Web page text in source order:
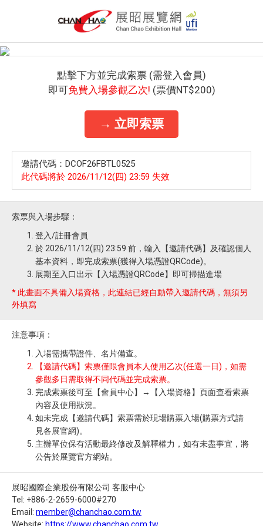
點擊下方並完成索票 (需登入會員)
即可免費入場參觀乙次! (票價NT$200)
→ 立即索票
邀請代碼：DCOF26FBTL0525
此代碼將於 2026/11/12(四) 23:59 失效
索票與入場步驟：
登入/註冊會員
於 2026/11/12(四) 23:59 前，輸入【邀請代碼】及確認個人
基本資料，即完成索票(獲得入場憑證QRCode)。
展期至入口出示【入場憑證QRCode】即可掃描進場
* 此畫面不具備入場資格，此連結已經自動帶入邀請代碼，無須另
外填寫
注意事項：
入場需攜帶證件、名片備查。
【邀請代碼】索票僅限會員本人使用乙次(任選一日)，如需
參觀多日需取得不同代碼並完成索票。
完成索票後可至【會員中心】→【入場資格】頁面查看索票
內容及使用狀況。
如未完成【邀請代碼】索票需於現場購票入場(購票方式請
見各展官網)。
主辦單位保有活動最終修改及解釋權力，如有未盡事宜，將
公告於展覽官方網站。
展昭國際企業股份有限公司 客服中心
Tel: +886-2-2659-6000#270
Email: member@chanchao.com.tw
Website: https://www.chanchao.com.tw